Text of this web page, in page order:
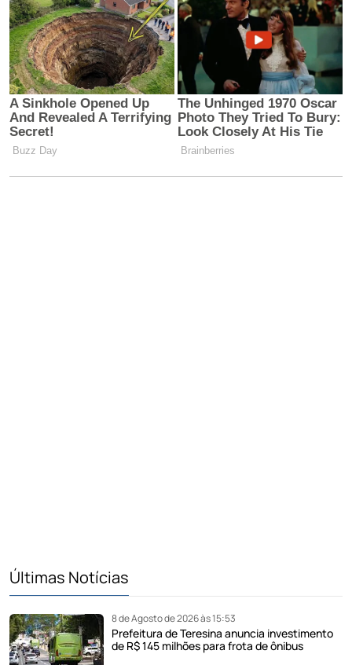
Últimas Notícias
8 de Agosto de 2026 às 15:53
Prefeitura de Teresina anuncia investimento
de R$ 145 milhões para frota de ônibus